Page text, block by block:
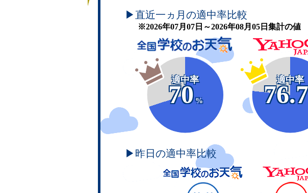
▶直近一ヵ月の適中率比較
※2026年07月07日～2026年08月05日集計の値
適中率
70
%
適中率
▶昨日の適中率比較